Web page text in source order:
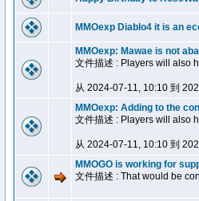
MMOexp Diablo4 it is an
MMOexp: Mawae is not
文件描述 : Players will also
从 2024-07-11, 10:10 到
MMOexp: Adding to the
文件描述 : Players will also
从 2024-07-11, 10:10 到
MMOGO is working for
文件描述 : That would be